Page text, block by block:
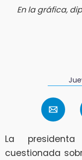
En la gráfica,
La presidenta
cuestionada